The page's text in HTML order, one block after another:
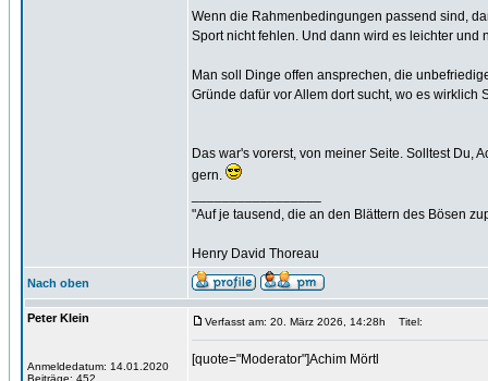
Wenn die Rahmenbedingungen passend sind,
Sport nicht fehlen. Und dann wird es leichter und
Man soll Dinge offen ansprechen, die
Gründe dafür vor Allem dort sucht, wo es wirklich
Das war's vorerst, von meiner Seite. Solltest Du,
gern.
"Auf je tausend, die an den Blättern des Bösen
Henry David Thoreau
Nach oben
Peter Klein
Anmeldedatum: 14.01.2020
Beiträge: 452
Verfasst am: 20. März 2026, 14:28h Titel:
[quote="Moderator"]Achim Mörtl